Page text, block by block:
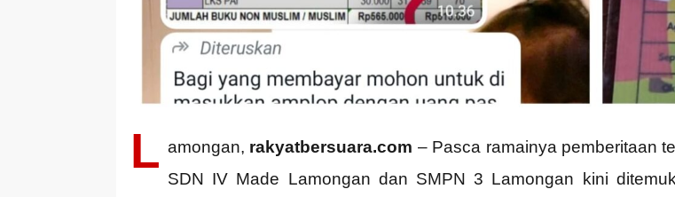
L amongan, rakyatbersuara.com – Pasca ramainya pemberitaan
SDN IV Made Lamongan dan SMPN 3 Lamongan kini